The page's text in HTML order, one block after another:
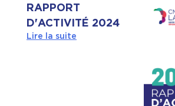
RAPPORT
D'ACTIVITÉ 2024
Lire la suite